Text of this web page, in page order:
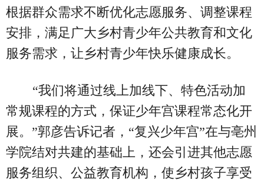
根据群众需求不断优化志愿服务、调整课程
安排，满足广大乡村青少年公共教育和文化
服务需求，让乡村青少年快乐健康成长。
“我们将通过线上加线下、特色活动加
常规课程的方式，保证少年宫课程常态化开
展。”郭彦告诉记者，“复兴少年宫”在与亳州
学院结对共建的基础上，还会引进其他志愿
服务组织、公益教育机构，使乡村孩子享受